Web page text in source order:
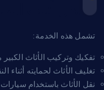
1. نقل أثاث المنازل والشقق
تشمل هذه الخدمة:
تفكيك وتركيب الأثاث
تغليف الأثاث لحمايته أثناء
نقل الأثاث باستخدام